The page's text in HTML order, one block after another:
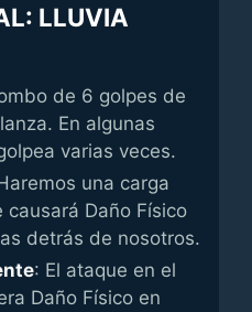
LLUVIA
de 6 golpes de
En algunas
varias veces.
una carga
Daño Físico
detrás de nosotros.
: El ataque en el
Daño Físico en